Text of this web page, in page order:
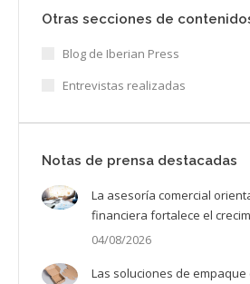
Otras secciones de
Blog de Iberian Press
Entrevistas realizadas
Notas de prensa destacadas
La asesoría comercial
financiera fortalece el
04/08/2026
Las soluciones de